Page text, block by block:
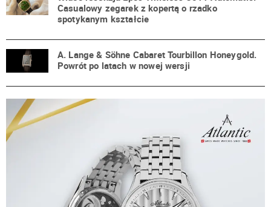
Casualowy zegarek z kopertą o rzadko
spotykanym kształcie
A. Lange & Söhne Cabaret Tourbillon Honeygold.
Powrót po latach w nowej wersji